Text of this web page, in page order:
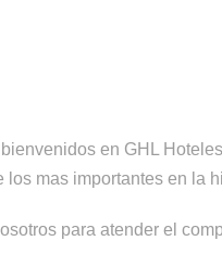
en GHL
mas importantes en la
para atender el